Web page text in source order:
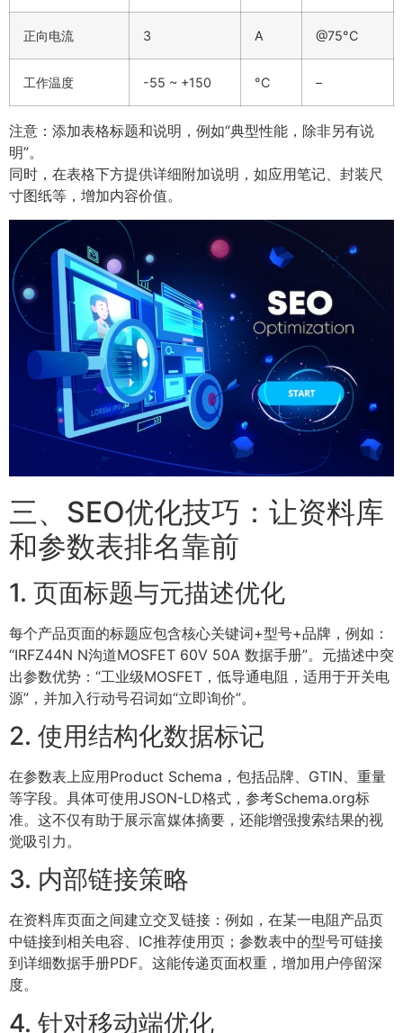
正向电流 3 A @75°C
工作温度 -55 ~ +150 °C –
注意：添加表格标题和说明，例如“典型性能，除非另有说
明”。
同时，在表格下方提供详细附加说明，如应用笔记、封装尺
寸图纸等，增加内容价值。
三、SEO优化技巧：让资料库
和参数表排名靠前
1. 页面标题与元描述优化
每个产品页面的标题应包含核心关键词+型号+品牌，例如：
“IRFZ44N N沟道MOSFET 60V 50A 数据手册”。元描述中突
出参数优势：“工业级MOSFET，低导通电阻，适用于开关电
源”，并加入行动号召词如“立即询价”。
2. 使用结构化数据标记
在参数表上应用Product Schema，包括品牌、GTIN、重量
等字段。具体可使用JSON-LD格式，参考Schema.org标
准。这不仅有助于展示富媒体摘要，还能增强搜索结果的视
觉吸引力。
3. 内部链接策略
在资料库页面之间建立交叉链接：例如，在某一电阻产品页
中链接到相关电容、IC推荐使用页；参数表中的型号可链接
到详细数据手册PDF。这能传递页面权重，增加用户停留深
度。
4. 针对移动端优化